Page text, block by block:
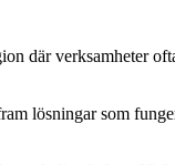
där verksamheter
lösningar som